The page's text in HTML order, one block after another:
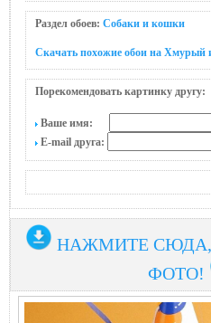
Раздел обоев: Собаки и кошки
Скачать похожие обои на Хмурый
Порекомендовать картинку другу:
Ваше имя:
E-mail друга:
НАЖМИТЕ СЮДА,
ФОТО!